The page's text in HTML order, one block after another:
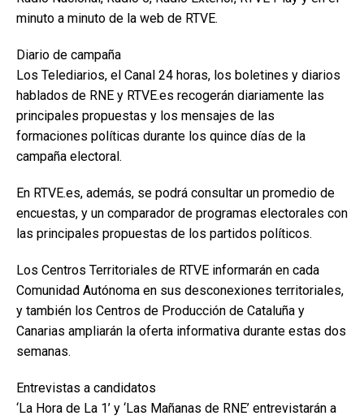
minuto a minuto de la web de RTVE.
Diario de campaña
Los Telediarios, el Canal 24 horas, los boletines y diarios
hablados de RNE y RTVE.es recogerán diariamente las
principales propuestas y los mensajes de las
formaciones políticas durante los quince días de la
campaña electoral.
En RTVE.es, además, se podrá consultar un promedio de
encuestas, y un comparador de programas electorales con
las principales propuestas de los partidos políticos.
Los Centros Territoriales de RTVE informarán en cada
Comunidad Autónoma en sus desconexiones territoriales,
y también los Centros de Producción de Cataluña y
Canarias ampliarán la oferta informativa durante estas dos
semanas.
Entrevistas a candidatos
‘La Hora de La 1’ y ‘Las Mañanas de RNE’ entrevistarán a